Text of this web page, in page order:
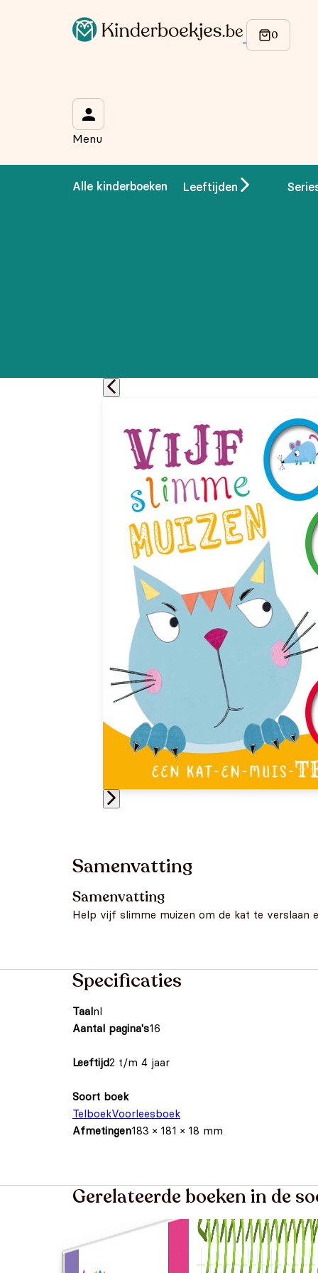
Menu
Alle kinderboeken Leeftijden
Samenvatting
Samenvatting
Help vijf slimme muizen om de kat te verslaan
Specificaties
Taalnl
Aantal pagina's16
Leeftijd2 t/m 4 jaar
Soort boek
TelboekVoorleesboek
Afmetingen183 × 181 × 18 mm
Gerelateerde boeken in de
Op de hoogte blijven van onze acties?
Wat is je voornaam?